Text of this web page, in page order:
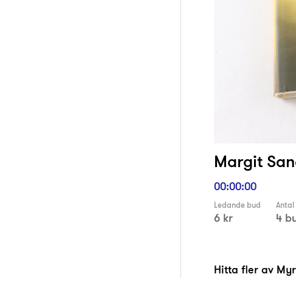
Margit
00:00:00
Ledande bud
6 kr
Antal
4
Hitta fler av